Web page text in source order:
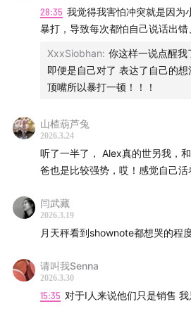
28:35 我觉得我害怕冲突就是因为
暴打，导致每次都怕自己说话出
XxxSiobhan: 你这样一说点醒
即便是自己对了 表达了自己的
顶嘴所以暴打一顿！！！
山楂葫芦兔
2026.3.24
听了一半了， Alex真的世另我，
爸也是比较强势，哎！感觉自己活
闫武藏
2026.3.19
月天秤看到shownote都想哭的程
请叫我Senna
2026.3.30
15:35 对于I人来说他们只是销售